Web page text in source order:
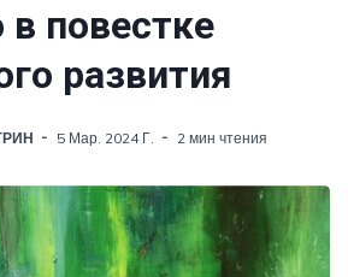
повестке
развития
5 Мар. 2024 Г. 2 мин чтения